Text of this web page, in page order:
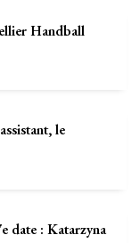
Handball
le
date : Katarzyna